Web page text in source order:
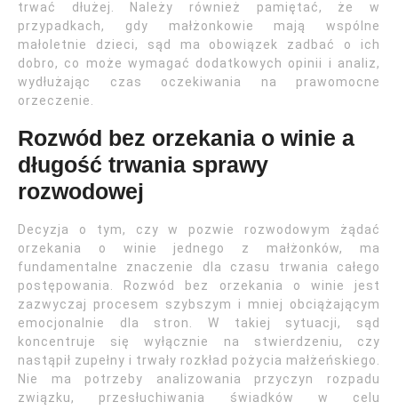
trwać dłużej. Należy również pamiętać, że w
przypadkach, gdy małżonkowie mają wspólne
małoletnie dzieci, sąd ma obowiązek zadbać o ich
dobro, co może wymagać dodatkowych opinii i analiz,
wydłużając czas oczekiwania na prawomocne
orzeczenie.
Rozwód bez orzekania o winie a
długość trwania sprawy
rozwodowej
Decyzja o tym, czy w pozwie rozwodowym żądać
orzekania o winie jednego z małżonków, ma
fundamentalne znaczenie dla czasu trwania całego
postępowania. Rozwód bez orzekania o winie jest
zazwyczaj procesem szybszym i mniej obciążającym
emocjonalnie dla stron. W takiej sytuacji, sąd
koncentruje się wyłącznie na stwierdzeniu, czy
nastąpił zupełny i trwały rozkład pożycia małżeńskiego.
Nie ma potrzeby analizowania przyczyn rozpadu
związku, przesłuchiwania świadków w celu